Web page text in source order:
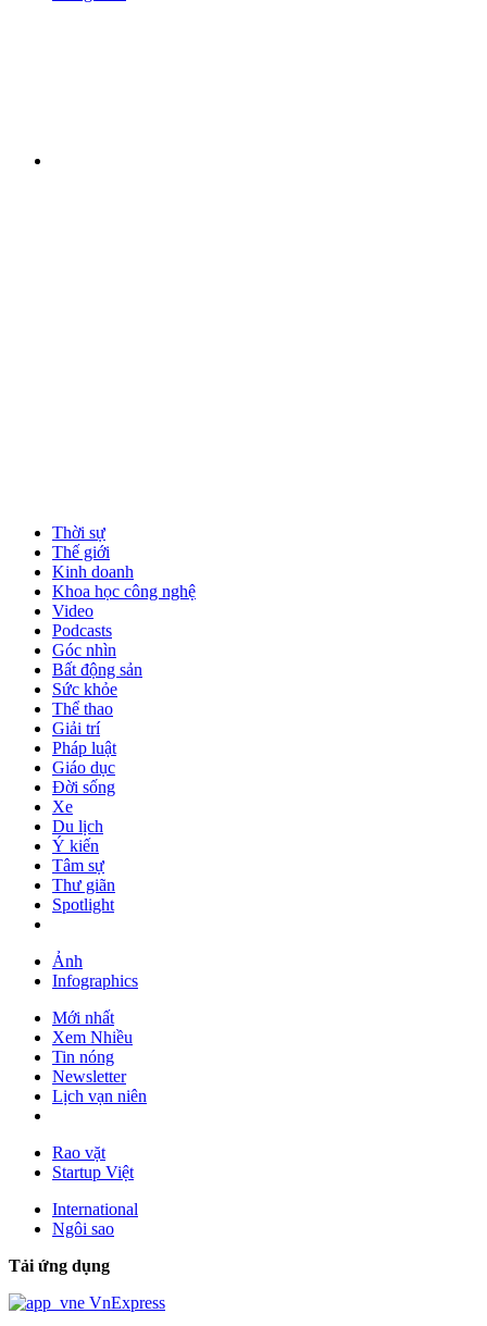
Thời sự
Thế giới
Kinh doanh
Khoa học công nghệ
Video
Podcasts
Góc nhìn
Bất động sản
Sức khỏe
Thể thao
Giải trí
Pháp luật
Giáo dục
Đời sống
Xe
Du lịch
Ý kiến
Tâm sự
Thư giãn
Spotlight
Ảnh
Infographics
Mới nhất
Xem Nhiều
Tin nóng
Newsletter
Lịch vạn niên
Rao vặt
Startup Việt
International
Ngôi sao
Tải ứng dụng
VnExpress